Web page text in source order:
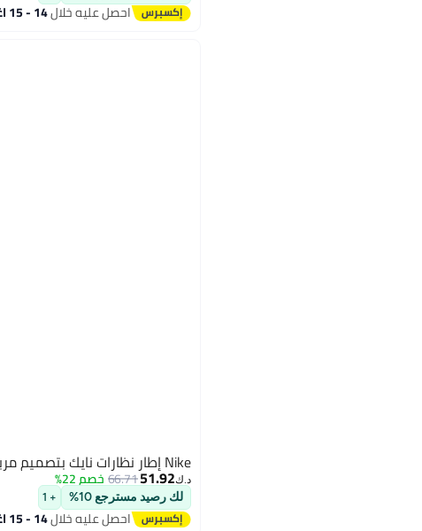
احصل عليه خلال14 - 15 اغسطس
Nike إطار نظارات نايك بتصميم مربع
د.ك‏51.92
66.71خصم 22%
لك رصيد مسترجع 10% + 1
احصل عليه خلال14 - 15 اغسطس